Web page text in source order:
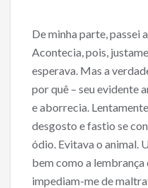
De minha parte, passei
Acontecia, pois,
esperava. Mas a
por quê – seu evidente
e aborrecia.
desgosto e fastio se
ódio. Evitava o animal.
bem como a lembrança
impediam-me de